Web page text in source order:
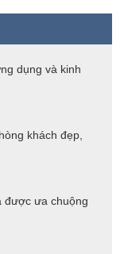
dụng và kinh
khách đẹp,
được ưa chuộng